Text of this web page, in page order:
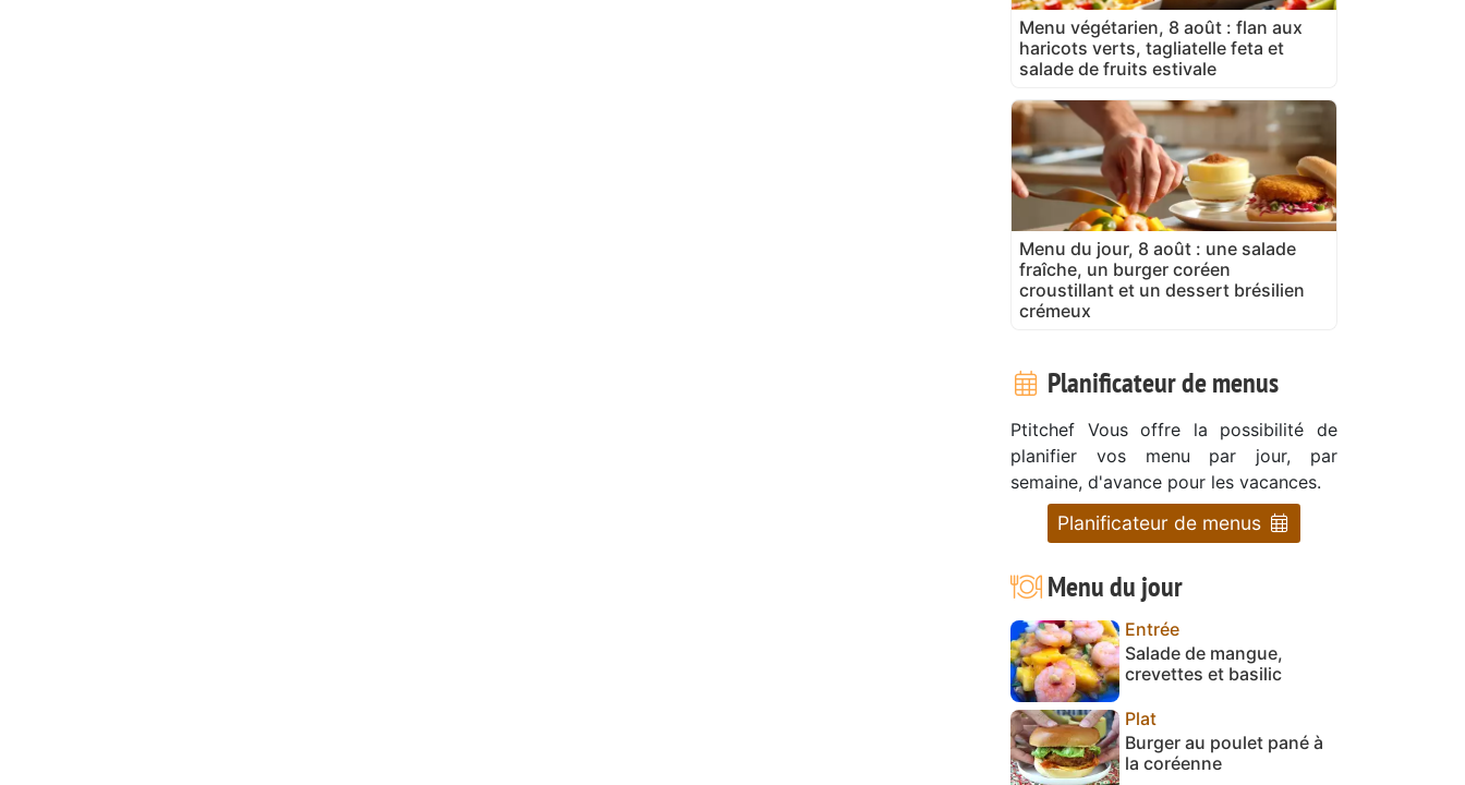
Menu végétarien, 8 août : flan aux
haricots verts, tagliatelle feta et
salade de fruits estivale
Menu du jour, 8 août : une salade
fraîche, un burger coréen
croustillant et un dessert brésilien
crémeux
Planificateur de menus
Ptitchef Vous offre la possibilité de
planifier vos menu par jour, par
semaine, d'avance pour les vacances.
Planificateur de menus
Menu du jour
Entrée
Salade de mangue,
crevettes et basilic
Plat
Burger au poulet pané à
la coréenne